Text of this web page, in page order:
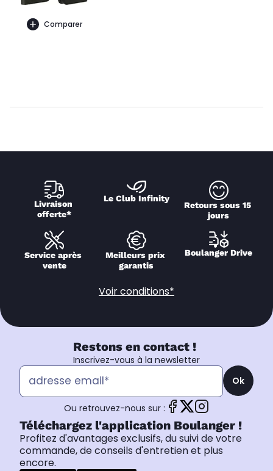
Comparer
Livraison
offerte*
Le Club Infinity
Retours sous 15
jours
Service après
vente
Meilleurs prix
garantis
Boulanger Drive
Voir conditions*
Restons en contact !
Inscrivez-vous à la newsletter
Ok
Ou retrouvez-nous sur :
Téléchargez l'application Boulanger !
Profitez d'avantages exclusifs, du suivi de votre
commande, de conseils d'entretien et plus
encore.